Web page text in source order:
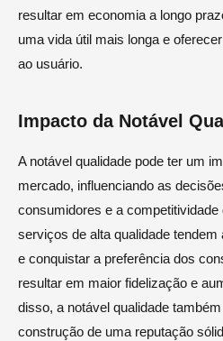
resultar em economia a longo
uma vida útil mais longa e
ao usuário.
Impacto da Notável
A notável qualidade pode ter um
mercado, influenciando as
consumidores e a
serviços de alta qualidade
e conquistar a preferência dos
resultar em maior fidelização e
disso, a notável qualidade
construção de uma reputação